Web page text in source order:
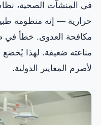
حرارية — إنه منظومة
مكافحة العدوى. خطأ في
لأصرم المعايير الدولية.